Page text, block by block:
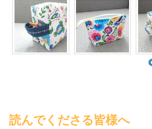
読んでくださる皆様へ